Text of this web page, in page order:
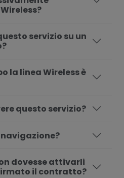
servizio su un
la linea Wireless è
questo servizio?
dovesse attivarli
il contratto?